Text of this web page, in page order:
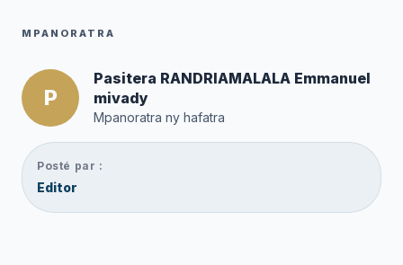
MPANORATRA
P
Pasitera RANDRIAMALALA Emmanuel
mivady
Mpanoratra ny hafatra
Posté par :
Editor